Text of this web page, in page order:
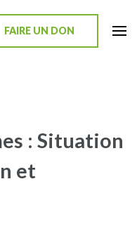
FAIRE UN DON
: Situation
et